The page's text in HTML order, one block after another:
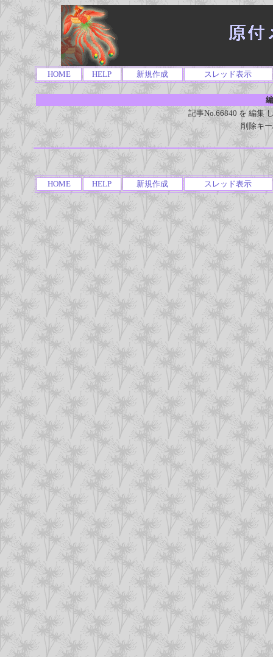
HOME HELP 新規作成 スレッド表示
記事No.66840 を 編集
削除キ
HOME HELP 新規作成 スレッド表示